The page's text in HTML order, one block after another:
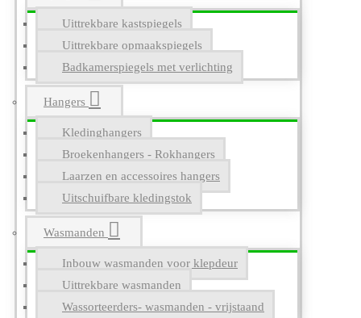
Uittrekbare kastspiegels
Uittrekbare opmaakspiegels
Badkamerspiegels met verlichting
Hangers
Kledinghangers
Broekenhangers - Rokhangers
Laarzen en accessoires hangers
Uitschuifbare kledingstok
Wasmanden
Inbouw wasmanden voor klepdeur
Uittrekbare wasmanden
Wassorteerders- wasmanden - vrijstaand